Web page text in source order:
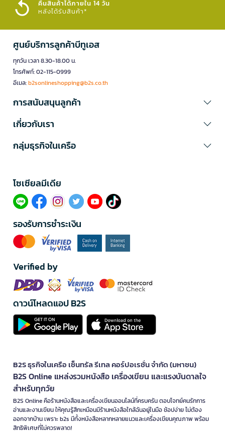
คืนสินค้าได้ภายใน 14 วัน
หลังได้รับสินค้า*
ศูนย์บริการลูกค้าบีทูเอส
ทุกวัน เวลา 8.30-18.00 น.
โทรศัพท์: 02-115-0999
อีเมล:b2sonlineshopping@b2s.co.th
การสนับสนุนลูกค้า
เกี่ยวกับเรา
กลุ่มธุรกิจในเครือ
โซเซียลมีเดีย​
รองรับการชำระเงิน
Verified by
ดาวน์โหลดแอป B2S
B2S ธุรกิจในเครือ เซ็นทรัล รีเทล คอร์ปอเรชั่น จำกัด (มหาชน)
B2S Online แหล่งรวมหนังสือ เครื่องเขียน และแรงบันดาลใจ
สำหรับทุกวัย
B2S Online คือร้านหนังสือและเครื่องเขียนออนไลน์ที่ครบครัน ตอบโจทย์คนรักการ
อ่านและงานเขียน ให้คุณรู้สึกเหมือนมีร้านหนังสือใกล้ฉันอยู่ในมือ ช้อปง่าย ไม่ต้อง
ออกจากบ้าน เพราะ b2s มีทั้งหนังสือหลากหลายแนวและเครื่องเขียนคุณภาพ พร้อม
สิทธิพิเศษที่ไม่ควรพลาด!